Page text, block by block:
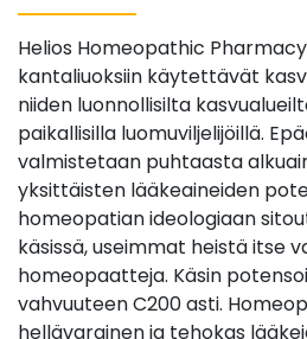
Helios Homeopathic
kantaliuoksiin käytettävät
niiden luonnollisilta
paikallisilla luomuviljelijöillä.
valmistetaan puhtaasta
yksittäisten lääkeaineiden
homeopatian ideologiaan
käsissä, useimmat heistä itse
homeopaatteja. Käsin
vahvuuteen C200 asti.
hellävarainen ja tehokas